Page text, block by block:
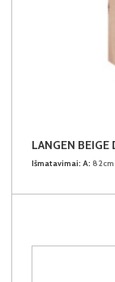
Išmatavimai: A: 82cm